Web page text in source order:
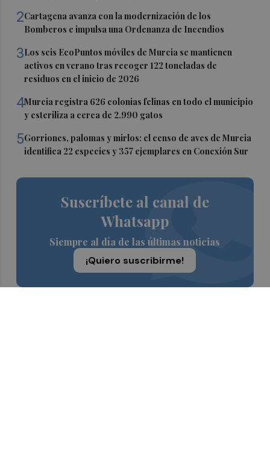
2Cartagena avanza con la modernización de los
Bomberos e impulsa una Ordenanza de Incendios
3Los seis EcoPuntos móviles de Murcia se mantienen
activos en verano tras recoger 122 toneladas de
residuos en el inicio de 2026
4Murcia registra 626 colonias felinas en todo el municipio
y esteriliza a cerca de 2.990 gatos
5Gorriones, palomas y mirlos: el censo de aves de Murcia
identifica 22 especies y 357 ejemplares en Conexión Sur
Suscríbete al canal de
Whatsapp
Siempre al día de las últimas noticias
¡Quiero suscribirme!